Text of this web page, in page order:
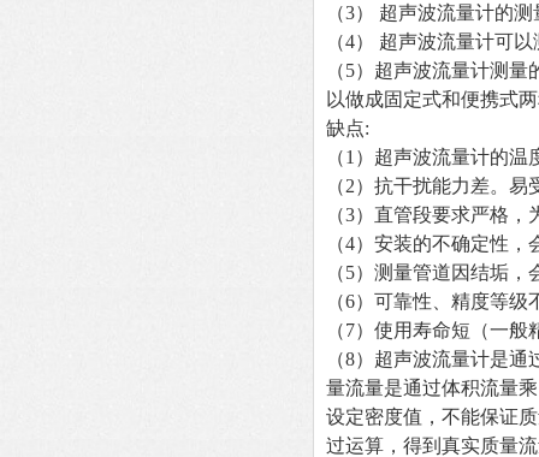
（3） 超声波流量计的
（4） 超声波流量计可
（5）超声波流量计测
以做成固定式和便携式
缺点:
（1）超声波流量计的
（2）抗干扰能力差。
（3）直管段要求严格
（4）安装的不确定性
（5）测量管道因结垢
（6）可靠性、精度等
（7）使用寿命短（一
（8）超声波流量计是
量流量是通过体积流量
设定密度值，不能保证
过运算，得到真实质量